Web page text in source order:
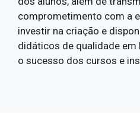
comprometimento com a
investir na criação e
didáticos de qualidade em
o sucesso dos cursos e